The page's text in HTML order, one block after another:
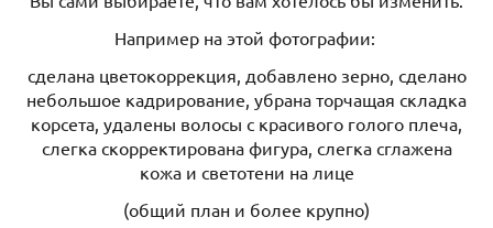
Например на этой фотографии:
сделана цветокоррекция, добавлено зерно, сделано
небольшое кадрирование, убрана торчащая складка
корсета, удалены волосы с красивого голого плеча,
слегка скорректирована фигура, слегка сглажена
кожа и светотени на лице
(общий план и более крупно)